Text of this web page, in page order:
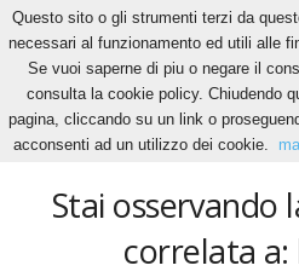
Home Tags Benefici
benefici
Stai osservando
correlata a:
Questo sito o gli strumenti terzi da
necessari al funzionamento ed utili alle
Se vuoi saperne di piu o negare il
consulta la cookie policy. Chiudendo
pagina, cliccando su un link o
acconsenti ad un utilizzo dei cookie.